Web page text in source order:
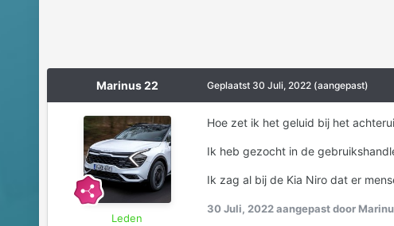
Marinus 22
Leden
Geplaatst 30 Juli, 2022 (aangepast)
Hoe zet ik het geluid bij het
Ik heb gezocht in de
Ik zag al bij de Kia Niro dat er
30 Juli, 2022aangepast door